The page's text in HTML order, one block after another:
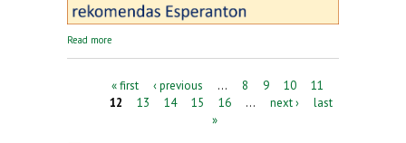
Read more
Pages« first ‹ previous … 8 9 10
11
12
13 14 15 16 … next ›
last
»